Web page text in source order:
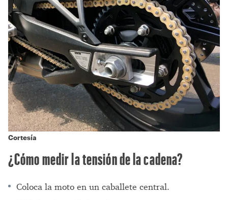
Cortesía
¿Cómo medir la tensión de la cadena?
Coloca la moto en un caballete central.